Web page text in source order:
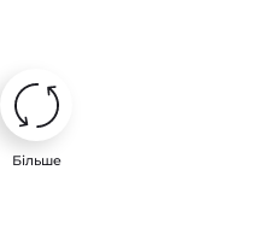
Більше